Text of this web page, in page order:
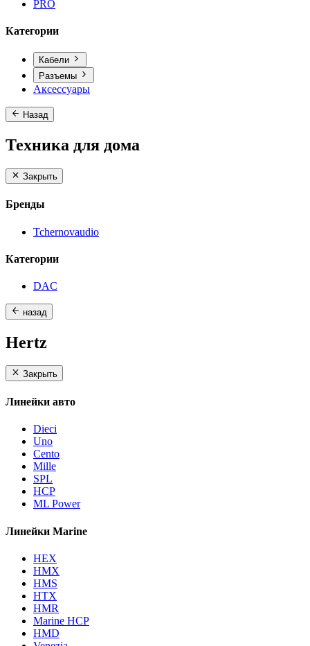
PRO
Категории
Кабели
Разъемы
Аксессуары
Назад
Техника для дома
Закрыть
Бренды
Tchernovaudio
Категории
DAC
назад
Hertz
Закрыть
Линейки авто
Dieci
Uno
Cento
Mille
SPL
HCP
ML Power
Линейки Marine
HEX
HMX
HMS
HTX
HMR
Marine HCP
HMD